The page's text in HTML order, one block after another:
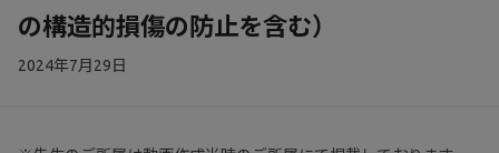
の構造的損傷の防止を含む）
2024年7月29日